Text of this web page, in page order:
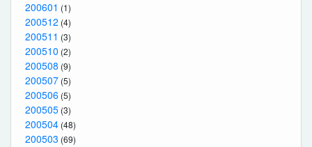
200601 (1)
200512 (4)
200511 (3)
200510 (2)
200508 (9)
200507 (5)
200506 (5)
200505 (3)
200504 (48)
200503 (69)